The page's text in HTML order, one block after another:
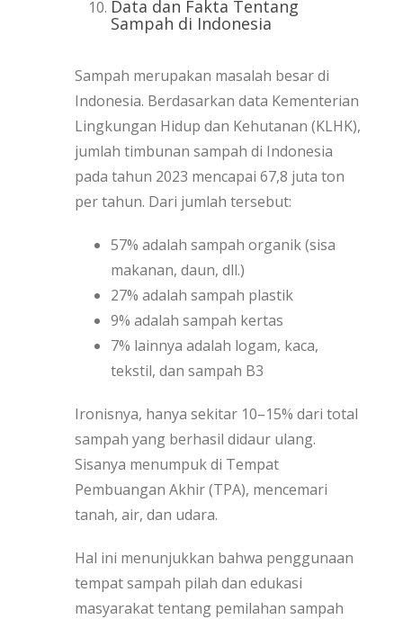
Data dan Fakta Tentang
Sampah di Indonesia
Sampah merupakan masalah besar di
Indonesia. Berdasarkan data Kementerian
Lingkungan Hidup dan Kehutanan (KLHK),
jumlah timbunan sampah di Indonesia
pada tahun 2023 mencapai 67,8 juta ton
per tahun. Dari jumlah tersebut:
57% adalah sampah organik (sisa
makanan, daun, dll.)
27% adalah sampah plastik
9% adalah sampah kertas
7% lainnya adalah logam, kaca,
tekstil, dan sampah B3
Ironisnya, hanya sekitar 10–15% dari total
sampah yang berhasil didaur ulang.
Sisanya menumpuk di Tempat
Pembuangan Akhir (TPA), mencemari
tanah, air, dan udara.
Hal ini menunjukkan bahwa penggunaan
tempat sampah pilah dan edukasi
masyarakat tentang pemilahan sampah